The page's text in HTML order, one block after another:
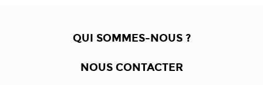
QUI SOMMES-NOUS ?
NOUS CONTACTER